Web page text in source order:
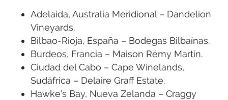
Adelaida, Australia Meridional – Dandelion
Vineyards.
Bilbao-Rioja, España – Bodegas Bilbaínas.
Burdeos, Francia – Maison Rémy Martin.
Ciudad del Cabo – Cape Winelands,
Sudáfrica – Delaire Graff Estate.
Hawke’s Bay, Nueva Zelanda – Craggy